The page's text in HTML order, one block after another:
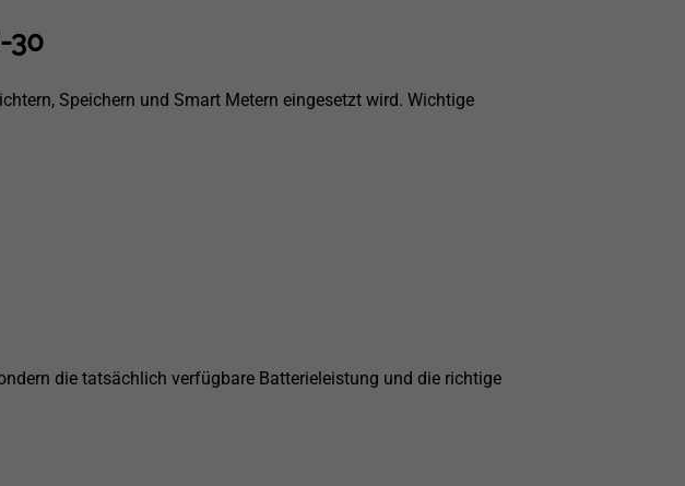
30
Speichern und Smart Metern eingesetzt wird. Wichtige
die tatsächlich verfügbare Batterieleistung und die richtige